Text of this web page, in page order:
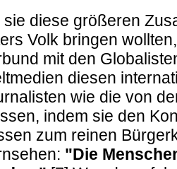
sie diese größeren
Volk bringen
mit den
diesen
wie die von
indem sie den
zum reinen
"Die